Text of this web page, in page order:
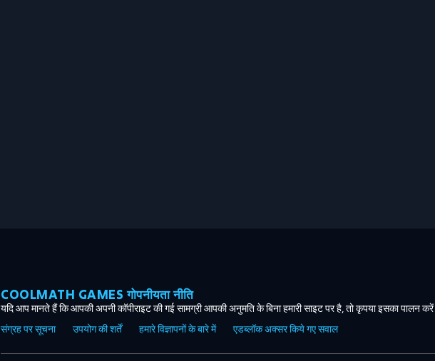
COOLMATH GAMES गोपनीयता नीति
यदि आप मानते हैं कि आपकी अपनी कॉपीराइट की गई सामग्री आपकी अनुमति के बिना हमारी साइट पर है, तो कृपया इसका पालन करें
संग्रह पर सूचना
उपयोग की शर्तें हमारे विज्ञापनों के बारे में एडब्लॉक अक्सर किये गए सवाल